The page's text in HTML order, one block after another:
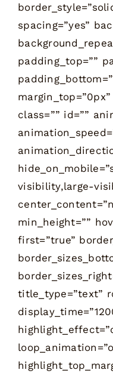
spacing=”yes”
padding_top=””
class=”” id=””
visibility,large-
min_height=””
first=”true”
title_type=”text”